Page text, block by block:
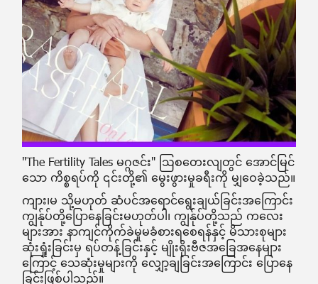
"The Fertility Tales မဂ္ဂဇင်း" ဩစတေးလျတွင် အောင်မြင်
သော ကိစ္စရပ်ကို ၎င်းတို့၏ မွေးဖွားမှုခရီးကို မျှဝေခဲ့သည်။
ကျား၊မ သို့မဟုတ် ဆံပင်အရောင်ရွေးချယ်ခြင်းအကြောင်း
ကျွန်ုပ်တို့ပြောနေခြင်းမဟုတ်ပါ၊ ကျွန်ုပ်တို့သည် ကလေး
များအား နာကျင်ကိုက်ခဲမှုမခံစားရစေရန်နှင့် မိသားစုများ
ဆုံးရှုံးခြင်းမှ ရပ်တန့်ခြင်းနှင့် မျိုးရိုးဗီဇအခြေအနေများ
ကြောင့် သေဆုံးမှုများကို လျှော့ချခြင်းအကြောင်း ပြောနေ
ခြင်းဖြစ်ပါသည်။